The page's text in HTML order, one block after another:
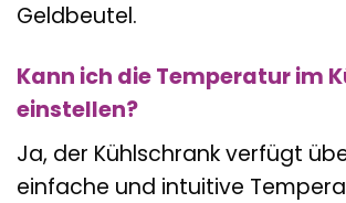
Geldbeutel.
Kann ich die Temperatur im
einstellen?
Ja, der Kühlschrank verfügt
einfache und intuitive